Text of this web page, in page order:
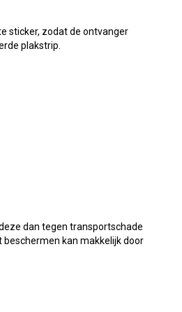
sticker, zodat de ontvanger
plakstrip.
dan tegen transportschade
beschermen kan makkelijk door